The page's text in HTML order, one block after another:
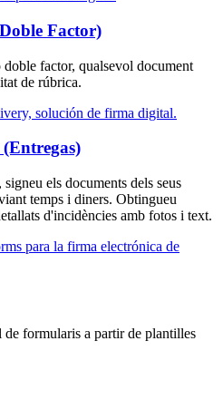
Factor)
factor, qualsevol document
de rúbrica.
els documents dels seus
temps i diners. Obtingueu
d'incidències amb fotos i text.
de formularis a partir de plantilles